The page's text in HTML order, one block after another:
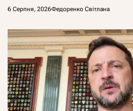
6 Серпня, 2026Федоренко Світлана